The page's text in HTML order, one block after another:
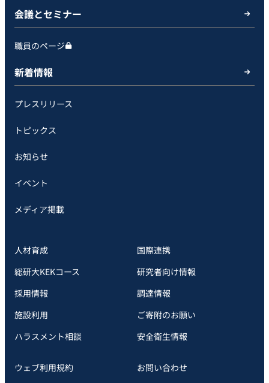
会議とセミナー
職員のページ
新着情報
プレスリリース
トピックス
お知らせ
イベント
メディア掲載
人材育成
国際連携
総研大KEKコース
研究者向け情報
採用情報
調達情報
施設利用
ご寄附のお願い
ハラスメント相談
安全衛⽣情報
ウェブ利用規約 お問い合わせ